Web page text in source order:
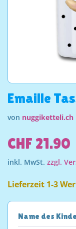
Emaille
von nuggiketteli.ch
CHF 21.90
inkl. MwSt. zzgl.
Lieferzeit 1-3
Name des